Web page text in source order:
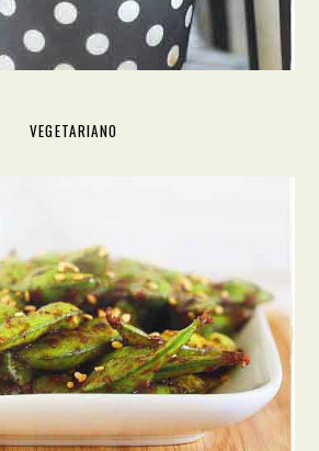
VEGETARIANO